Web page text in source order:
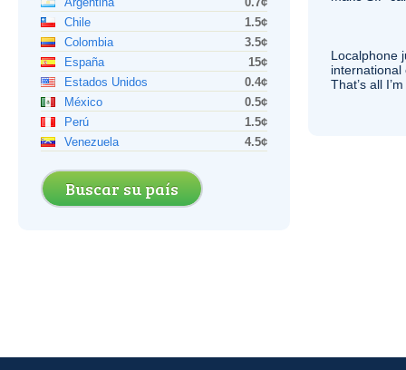
Chile
1.5¢
Colombia
3.5¢
España
15¢
Estados Unidos
0.4¢
México
0.5¢
Perú
1.5¢
Venezuela
4.5¢
Buscar su país
Localphone
international
That’s all